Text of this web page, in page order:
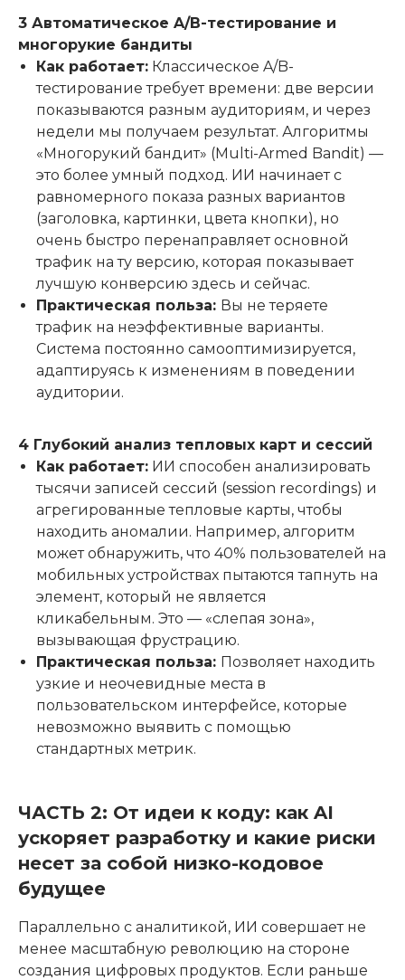
3 Автоматическое A/B-тестирование и
многорукие бандиты
Как работает: Классическое A/B-
тестирование требует времени: две версии
показываются разным аудиториям, и через
недели мы получаем результат. Алгоритмы
«Многорукий бандит» (Multi-Armed Bandit) —
это более умный подход. ИИ начинает с
равномерного показа разных вариантов
(заголовка, картинки, цвета кнопки), но
очень быстро перенаправляет основной
трафик на ту версию, которая показывает
лучшую конверсию здесь и сейчас.
Практическая польза: Вы не теряете
трафик на неэффективные варианты.
Система постоянно самооптимизируется,
адаптируясь к изменениям в поведении
аудитории.
4 Глубокий анализ тепловых карт и сессий
Как работает: ИИ способен анализировать
тысячи записей сессий (session recordings) и
агрегированные тепловые карты, чтобы
находить аномалии. Например, алгоритм
может обнаружить, что 40% пользователей на
мобильных устройствах пытаются тапнуть на
элемент, который не является
кликабельным. Это — «слепая зона»,
вызывающая фрустрацию.
Практическая польза: Позволяет находить
узкие и неочевидные места в
пользовательском интерфейсе, которые
невозможно выявить с помощью
стандартных метрик.
ЧАСТЬ 2: От идеи к коду: как AI
ускоряет разработку и какие риски
несет за собой низко-кодовое
будущее
Параллельно с аналитикой, ИИ совершает не
менее масштабную революцию на стороне
создания цифровых продуктов. Если раньше